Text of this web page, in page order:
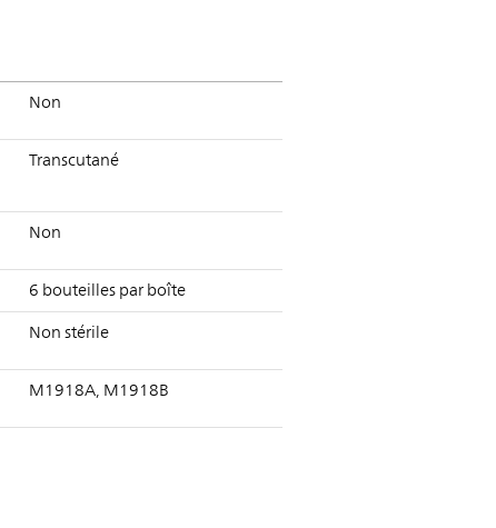
Non
Transcutané
Non
6 bouteilles par boîte
Non stérile
M1918A, M1918B